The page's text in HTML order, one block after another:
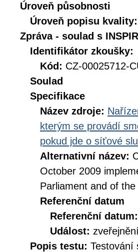
Úroveň působnosti
Úroveň popisu kvality:
Zpráva - soulad s
Identifikátor zkoušky:
Kód: CZ-00025712-
Soulad
Specifikace
Název zdroje:
kterým se provádí
pokud jde o síťové
Alternativní název:
October 2009
Parliament and of
Referenční datum
Referenční datum:
Událost:
Popis testu: Testování